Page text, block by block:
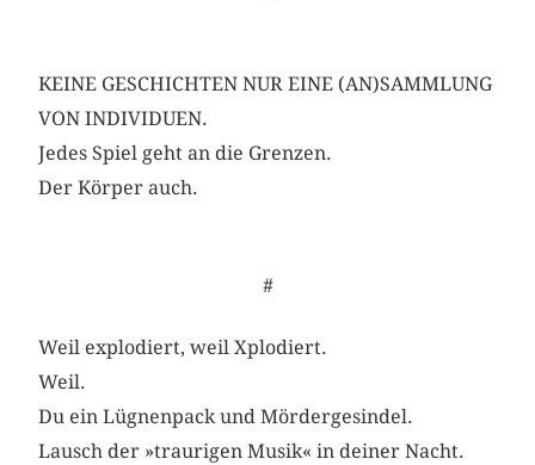
KEINE GESCHICHTEN NUR EINE (AN)SAMMLUNG
VON INDIVIDUEN.
Jedes Spiel geht an die Grenzen.
Der Körper auch.
#
Weil explodiert, weil Xplodiert.
Weil.
Du ein Lügnenpack und Mördergesindel.
Lausch der »traurigen Musik« in deiner Nacht.